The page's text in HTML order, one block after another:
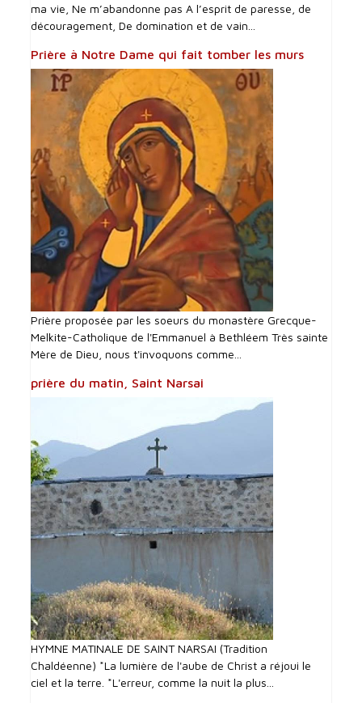
ma vie, Ne m’abandonne pas A l’esprit de paresse, de
découragement, De domination et de vain...
Prière à Notre Dame qui fait tomber les murs
Prière proposée par les soeurs du monastère Grecque-
Melkite-Catholique de l'Emmanuel à Bethléem Très sainte
Mère de Dieu, nous t'invoquons comme...
prière du matin, Saint Narsai
HYMNE MATINALE DE SAINT NARSAI (Tradition
Chaldéenne) *La lumière de l'aube de Christ a réjoui le
ciel et la terre. *L'erreur, comme la nuit la plus...